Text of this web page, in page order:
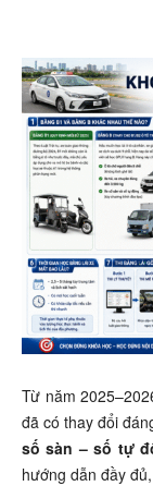
Từ năm
đã có thay đổi
số sàn – số tự
hướng dẫn đầy